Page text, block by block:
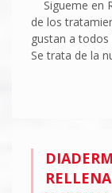
Sigueme
de los
gustan a
Se trata de la